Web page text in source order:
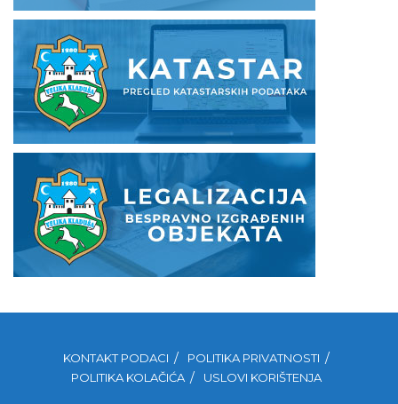
KONTAKT PODACI
POLITIKA PRIVATNOSTI
POLITIKA KOLAČIĆA
USLOVI KORIŠTENJA